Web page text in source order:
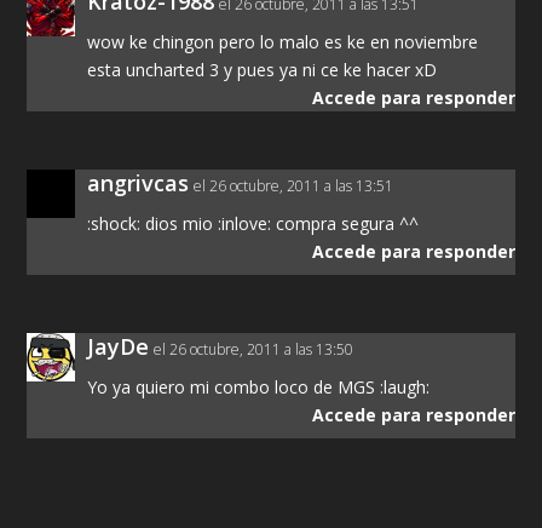
el 26 octubre, 2011 a las 13:51
wow ke chingon pero lo malo es ke en noviembre
esta uncharted 3 y pues ya ni ce ke hacer xD
Accede para responder
angrivcas el 26 octubre, 2011 a las 13:51
:shock: dios mio :inlove: compra segura ^^
Accede para responder
JayDe el 26 octubre, 2011 a las 13:50
Yo ya quiero mi combo loco de MGS :laugh:
Accede para responder